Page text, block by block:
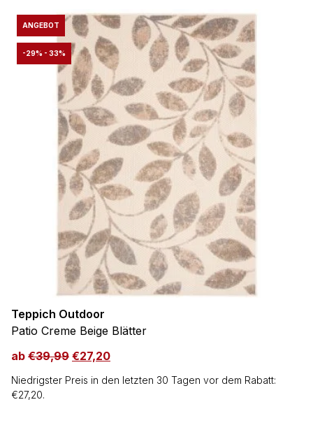
-29% - 33%
ANGEBOT
Teppich Outdoor
Patio Creme Beige Blätter
ab €39,99 €27,20
Niedrigster Preis in den letzten 30 Tagen vor dem Rabatt:
€27,20.